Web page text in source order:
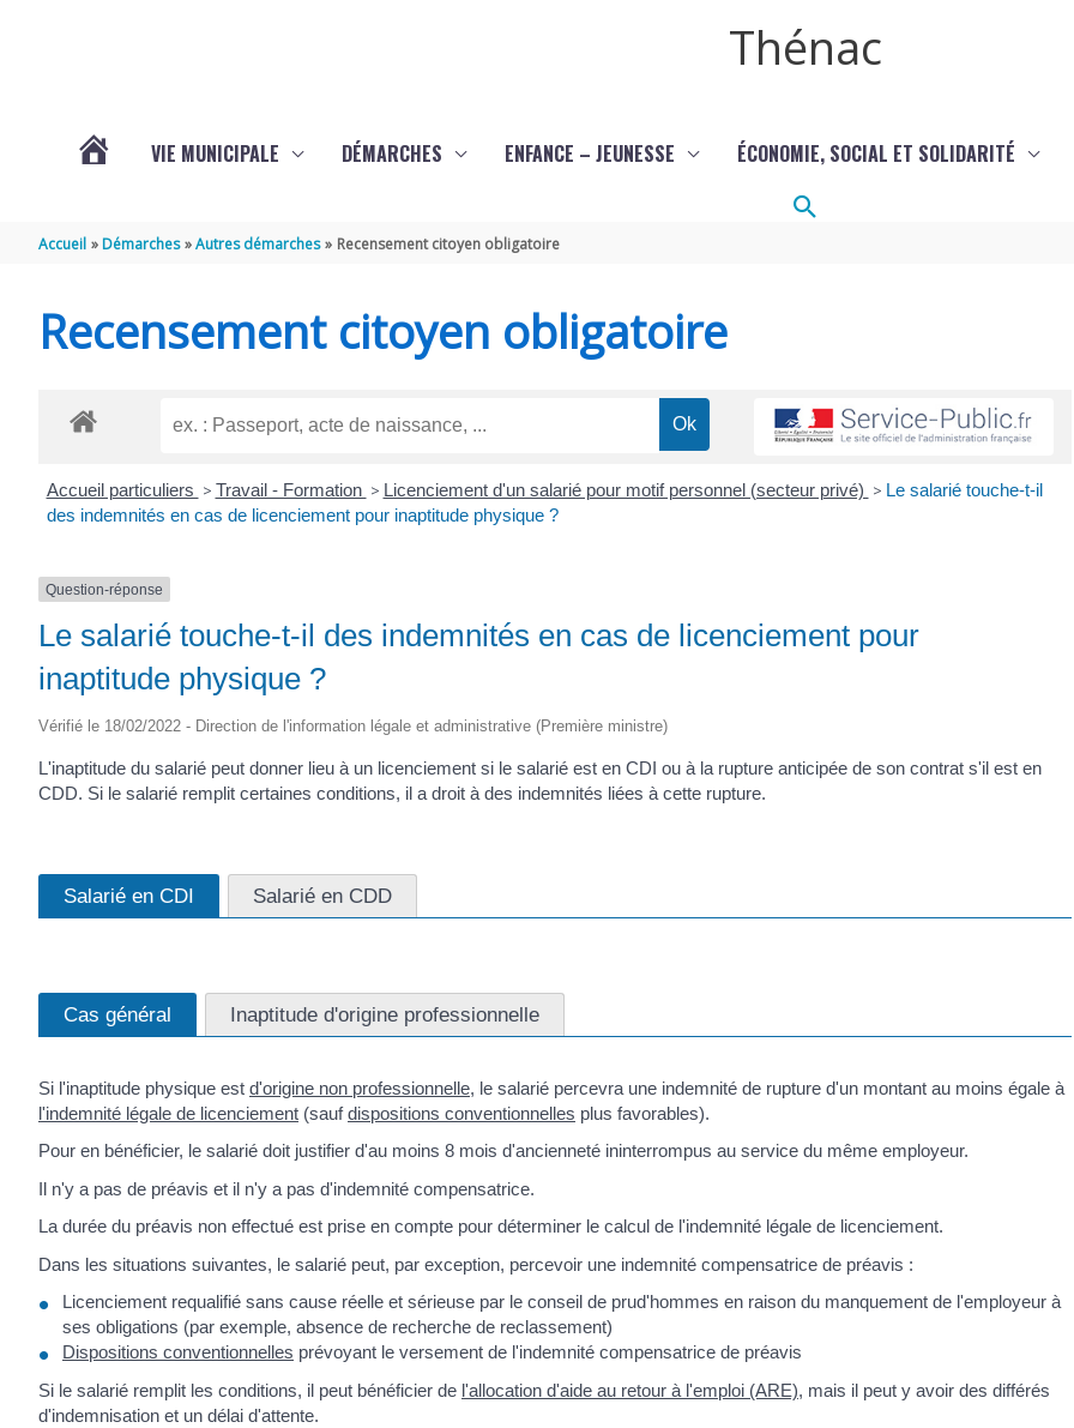
Thénac
THÉNAC
VIE MUNICIPALE DÉMARCHES ENFANCE – JEUNESSE ÉCONOMIE, SOCIAL ET SOLIDARITÉ
Rechercher
Accueil Démarches Autres démarches Recensement citoyen obligatoire
Recensement citoyen obligatoire
Accueil particuliers > Travail - Formation > Licenciement d'un salarié pour motif personnel (secteur privé) > Le salarié touche-t-il
des indemnités en cas de licenciement pour inaptitude physique ?
Question-réponse
Le salarié touche-t-il des indemnités en cas de licenciement pour
inaptitude physique ?
Vérifié le 18/02/2022 - Direction de l'information légale et administrative (Première ministre)
L'inaptitude du salarié peut donner lieu à un licenciement si le salarié est en CDI ou à la rupture anticipée de son contrat s'il est en
CDD. Si le salarié remplit certaines conditions, il a droit à des indemnités liées à cette rupture.
Salarié en CDI Salarié en CDD
Cas général Inaptitude d'origine professionnelle
Si l'inaptitude physique est d'origine non professionnelle, le salarié percevra une indemnité de rupture d'un montant au moins égale à
l'indemnité légale de licenciement (saufdispositions conventionnelles plus favorables).
Pour en bénéficier, le salarié doit justifier d'au moins 8 mois d'ancienneté ininterrompus au service du même employeur.
Il n'y a pas de préavis et il n'y a pas d'indemnité compensatrice.
La durée du préavis non effectué est prise en compte pour déterminer le calcul de l'indemnité légale de licenciement.
Dans les situations suivantes, le salarié peut, par exception, percevoir une indemnité compensatrice de préavis :
Licenciement requalifié sans cause réelle et sérieuse par le conseil de prud'hommes en raison du manquement de l'employeur à
ses obligations (par exemple, absence de recherche de reclassement)
Dispositions conventionnelles prévoyant le versement de l'indemnité compensatrice de préavis
Si le salarié remplit les conditions, il peut bénéficier de l'allocation d'aide au retour à l'emploi (ARE), mais il peut y avoir des différés
d'indemnisation et un délai d'attente.